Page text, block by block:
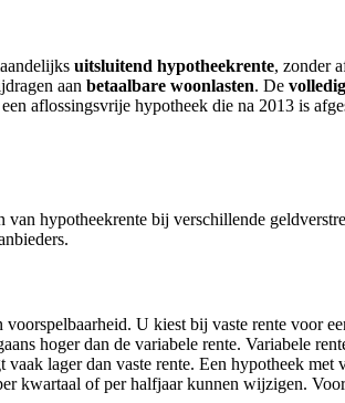
uitsluitend hypotheekrente, zonder
aan betaalbare woonlasten. De
aflossingsvrije hypotheek die na 2013 is
hypotheekrente bij verschillende
U kiest bij vaste rente voor
hoger dan de variabele rente. Variabele
lager dan vaste rente. Een hypotheek met
kwartaal of per halfjaar kunnen wijzigen.